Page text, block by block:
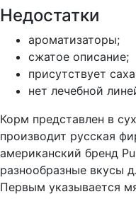
Недостатки
ароматизаторы;
сжатое описание;
присутствует
нет лечебной
Корм представлен в
производит русская
американский бренд
разнообразные вкусы
Первым указывается